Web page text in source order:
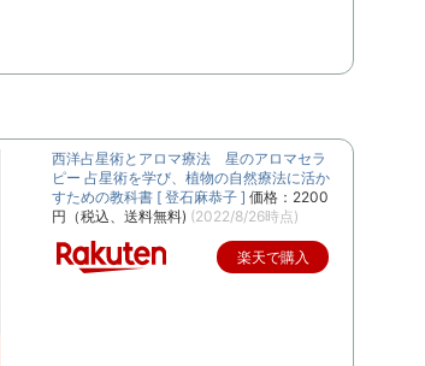
西洋占星術とアロマ療法 星のアロマセラ
ピー 占星術を学び、植物の自然療法に活か
すための教科書 [ 登石麻恭子 ] 価格：2200
円（税込、送料無料) (2022/8/26時点)
楽天で購入